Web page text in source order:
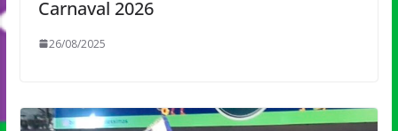
Carnaval 2026
26/08/2025